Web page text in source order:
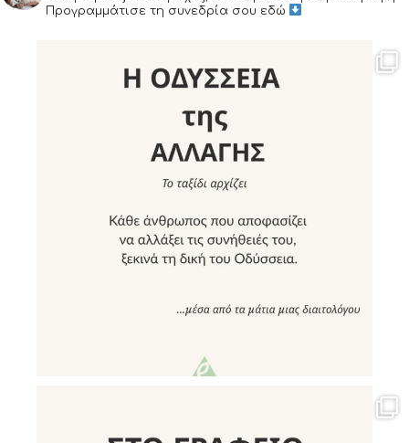
Προγραμμάτισε τη συνεδρία σου εδώ